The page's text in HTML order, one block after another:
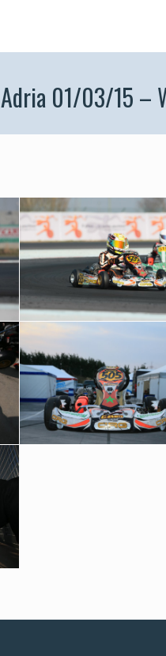
Adria 01/03/15 –